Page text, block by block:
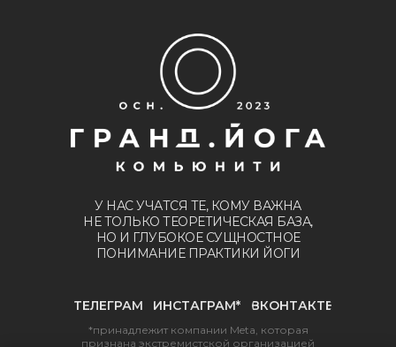
У НАС УЧАТСЯ ТЕ, КОМУ ВАЖНА
НЕ ТОЛЬКО ТЕОРЕТИЧЕСКАЯ БАЗА,
НО И ГЛУБОКОЕ СУЩНОСТНОЕ
ПОНИМАНИЕ ПРАКТИКИ ЙОГИ
ТЕЛЕГРАМ ИНСТАГРАМ* ВКОНТАКТЕ
*принадлежит компании Meta, которая
признана экстремистской организацией